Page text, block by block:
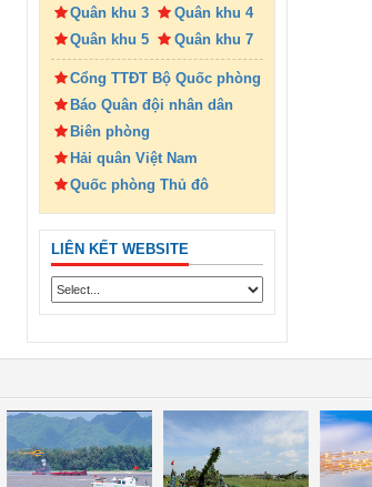
Quân khu 3
Quân khu 4
Quân khu 5
Quân khu 7
Cổng TTĐT Bộ Quốc phòng
Báo Quân đội nhân dân
Biên phòng
Hải quân Việt Nam
Quốc phòng Thủ đô
LIÊN KẾT WEBSITE